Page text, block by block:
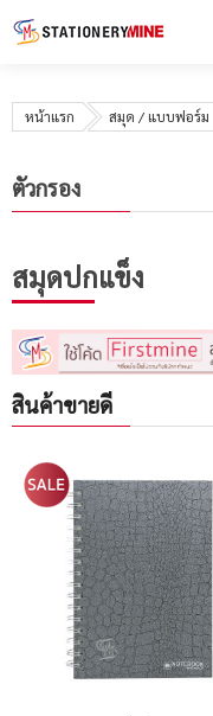
หน้าแรก สมุด / แบบฟอร์ม
สมุดปกแข็ง
สินค้าขายดี
ตัวกรอง